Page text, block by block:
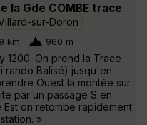
la Gde COMBE trace
sur-Doron
9 km 960 m
1200. On prend la Trace
rando Balisé) jusqu'en
Ouest la montée sur
par un passage S en
on retombe rapidement
»